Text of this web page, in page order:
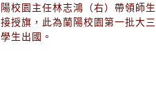
陽校園主任林志鴻（右）帶領師生
接授旗，此為蘭陽校園第一批大三
學生出國。